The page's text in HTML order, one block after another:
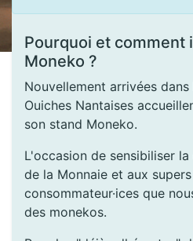
Pourquoi et comment
Moneko ?
Nouvellement arrivées
Ouiches Nantaises
son stand Moneko.
L'occasion de sensibiliser
de la Monnaie et aux
consommateur·ices que
des monekos.